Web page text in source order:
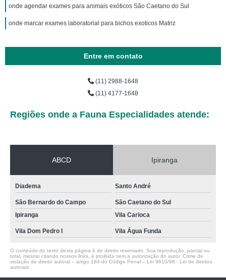
onde agendar exames para animais exóticos São Caetano do Sul
onde marcar exames laboratorial para bichos exoticos Matriz
Entre em contato
(11) 2988-1648
(11) 4177-1648
Regiões onde a Fauna Especialidades atende:
ABCD Ipiranga
Diadema Santo André
São Bernardo do Campo
São Caetano do Sul
Ipiranga
Vila Carioca
Vila Dom Pedro I Vila Água Funda
O conteúdo do texto desta página é de direito reservado. Sua reprodução, parcial ou
total, mesmo citando nossos links, é proibida sem a autorização do autor. Crime de
violação de direito autoral – artigo 184 do Código Penal – Lei 9610/98 - Lei de direitos
autorais